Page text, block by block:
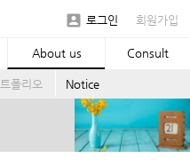
 로그인 회원가입
About us Consult
폴리오 Notice